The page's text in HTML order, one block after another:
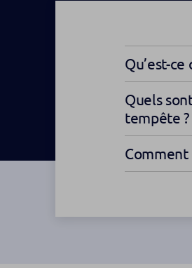
Qu’est-
Quels
tempête ?
Comment